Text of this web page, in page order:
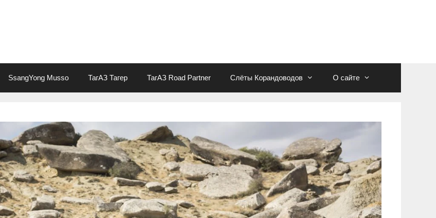
SsangYong Musso ТагАЗ Тагер ТагАЗ Road Partner Слёты Корандоводов О сайте